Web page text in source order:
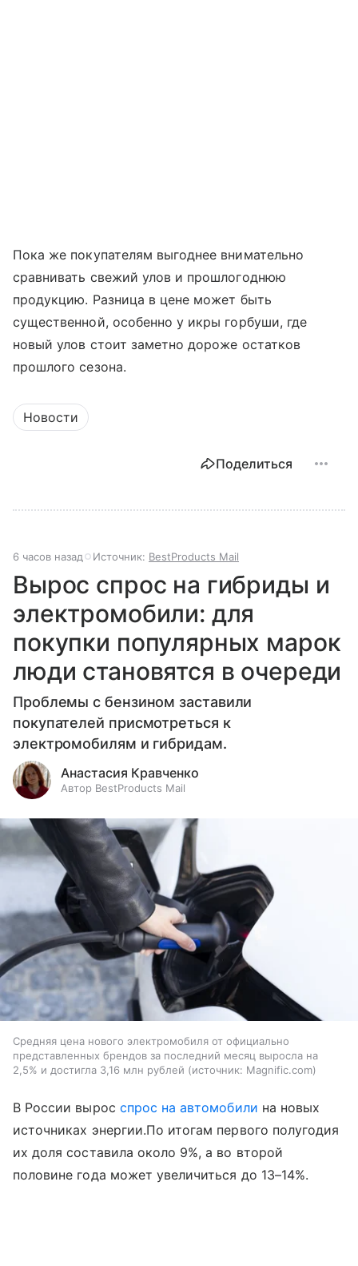
Пока же покупателям выгоднее внимательно
сравнивать свежий улов и прошлогоднюю
продукцию. Разница в цене может быть
существенной, особенно у икры горбуши, где
новый улов стоит заметно дороже остатков
прошлого сезона.
Новости
Поделиться
6 часов назад Источник: BestProducts Mail
Вырос спрос на гибриды и
электромобили: для
покупки популярных марок
люди становятся в очереди
Проблемы с бензином заставили
покупателей присмотреться к
электромобилям и гибридам.
Анастасия Кравченко
Автор BestProducts Mail
Средняя цена нового электромобиля от официально
представленных брендов за последний месяц выросла на
2,5% и достигла 3,16 млн рублей
источник: Magnific.com
В России вырос спрос на автомобили на новых
источниках энергии.По итогам первого полугодия
их доля составила около 9%, а во второй
половине года может увеличиться до 13–14%.